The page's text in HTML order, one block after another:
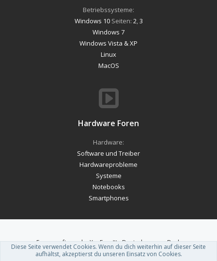
Betriebssysteme:
Windows 10Seiten: 2 3
Windows 7
Windows Vista & XP
Linux
MacOS
Hardware Foren
Hardware:
Software und Treiber
Hardwareprobleme
Systeme
Notebooks
Smartphones
Forum software by XenForo™-Deutsch von xenDach
Theme designed byThemeHouse .
Diese Seite verwendet Cookies. Wenn du dich weiterhin auf dieser Seite
aufhältst, akzeptierst du unseren Einsatz von Cookies.